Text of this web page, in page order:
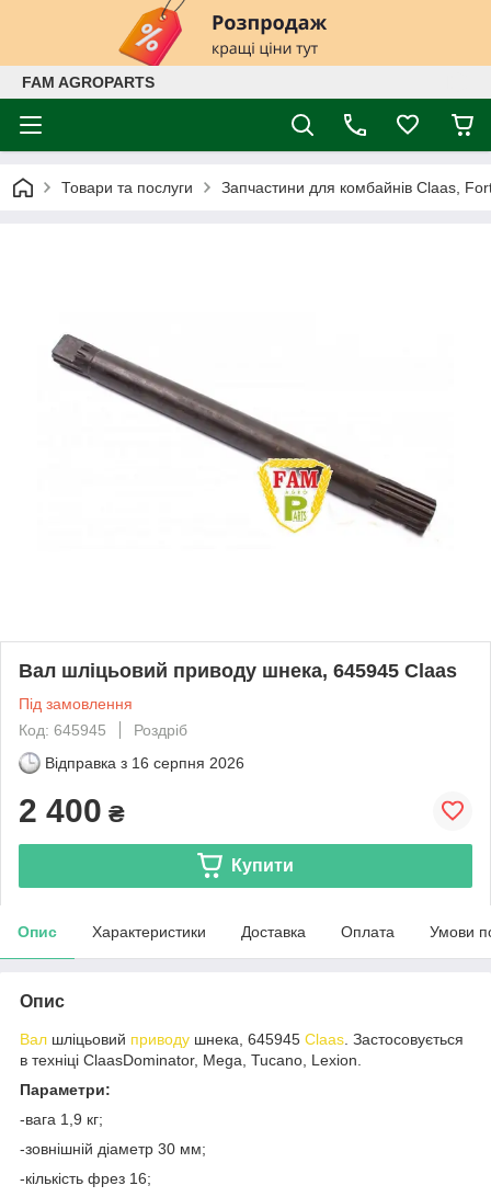
FAM AGROPARTS
Товари та послуги Запчастини для комбайнів Claas,
Вал шліцьовий приводу шнека, 645945 Claas
Під замовлення
Код: 645945
Роздріб
Відправка з 16 серпня 2026
2 400 ₴
Купити
Опис Характеристики Доставка Оплата Умови
Опис
Вал шліцьовий приводу шнека, 645945 Claas . Застосовується
в техніці ClaasDominator, Mega, Tucano, Lexion.
Параметри:
-вага 1,9 кг;
-зовнішній діаметр 30 мм;
-кількість фрез 16;